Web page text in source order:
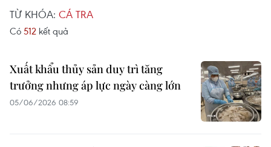
TỪ KHÓA: CÁ TRA
Có 512 kết quả
Xuất khẩu thủy sản duy trì tăng
trưởng nhưng áp lực ngày càng lớn
05/06/2026 08:59